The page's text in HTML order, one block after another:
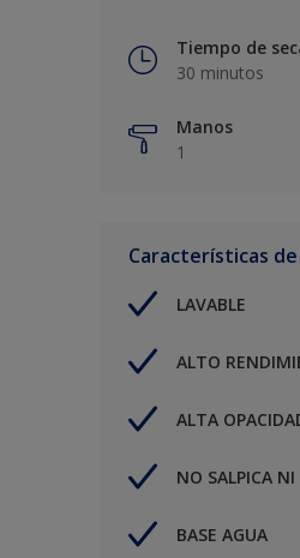
Tiempo de
30 minutos
Manos
1
Características
LAVABLE
ALTO
ALTA
NO SALPICA
BASE AGUA